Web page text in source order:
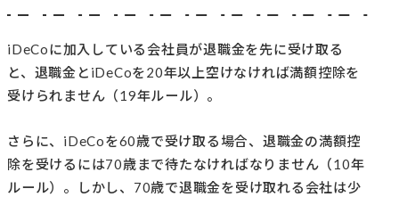
iDeCoに加入している会社員が退職金を先に受け取る
と、退職金とiDeCoを20年以上空けなければ満額控除を
受けられません（19年ルール）。
さらに、iDeCoを60歳で受け取る場合、退職金の満額控
除を受けるには70歳まで待たなければなりません（10年
ルール）。しかし、70歳で退職金を受け取れる会社は少